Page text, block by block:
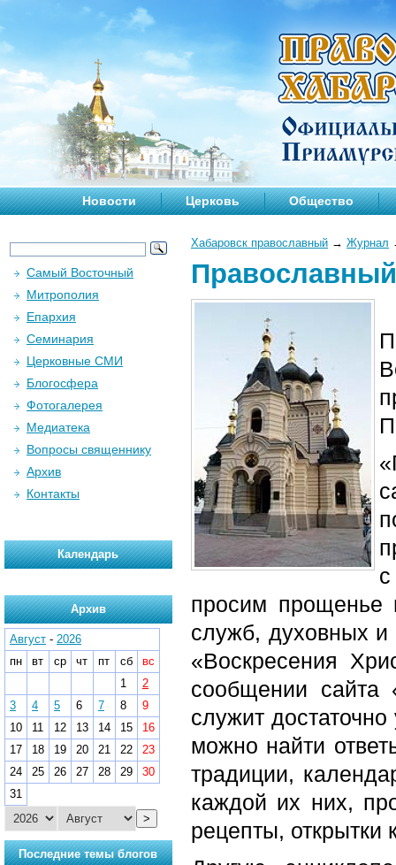
Новости Церковь Общество
Хабаровск православный → Журнал
просим прощенье
служб, духовных и
«Воскресения
сообщении
служит
можно найти
традиции,
каждой их них,
рецепты, открытки
Самый Восточный
Митрополия
Епархия
Семинария
Церковные СМИ
Блогосфера
Фотогалерея
Медиатека
Вопросы священнику
Архив
Контакты
Календарь
Архив
Август - 2026
пн
вт ср чт пт сб
вс
1
2
3
4 5 6 7 8
9
10
11 12 13 14 15
16
17
18 19 20 21 22
23
24
25 26 27 28 29
30
31
>
Последние темы блогов